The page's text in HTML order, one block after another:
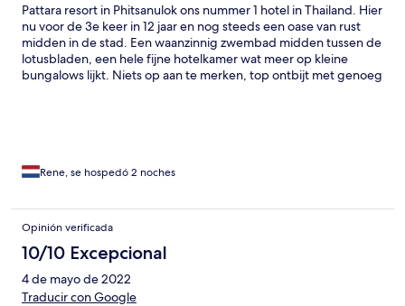
Pattara resort in Phitsanulok ons nummer 1 hotel in Thailand. Hier
nu voor de 3e keer in 12 jaar en nog steeds een oase van rust
midden in de stad. Een waanzinnig zwembad midden tussen de
lotusbladen, een hele fijne hotelkamer wat meer op kleine
bungalows lijkt. Niets op aan te merken, top ontbijt met genoeg
Rene, se hospedó 2 noches
Opinión verificada
10/10 Excepcional
4 de mayo de 2022
Traducir con Google